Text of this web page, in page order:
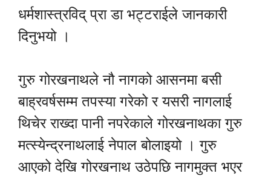
धर्मशास्त्रविद् प्रा डा भट्टराईले जानकारी
दिनुभयो ।
गुरु गोरखनाथले नौ नागको आसनमा बसी
बाह्रवर्षसम्म तपस्या गरेको र यसरी नागलाई
थिचेर राख्दा पानी नपरेकाले गोरखनाथका गुरु
मत्स्येन्द्रनाथलाई नेपाल बोलाइयो । गुरु
आएको देखि गोरखनाथ उठेपछि नागमुक्त भएर